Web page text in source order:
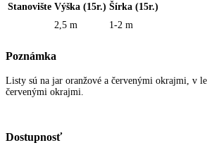
Stanovište Výška (15r.) Šírka (15r.)
2,5 m
1-2 m
Poznámka
Listy sú na jar oranžové a červenými okrajmi, v
červenými okrajmi.
Dostupnosť